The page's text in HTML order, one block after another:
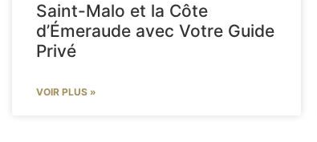
Saint-Malo et la Côte
d’Émeraude avec Votre Guide
Privé
VOIR PLUS »